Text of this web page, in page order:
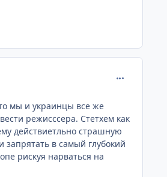
мы и украинцы все же
режисссера. Стетхем как
действиетльно страшную
в самый глубокий
рискуя нарваться на